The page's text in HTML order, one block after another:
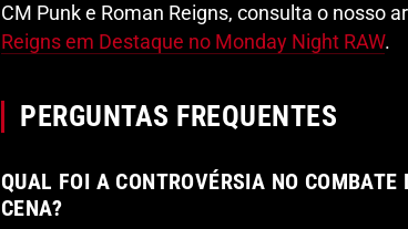
CM Punk e Roman Reigns, consulta o nosso
Reigns em Destaque no Monday Night RAW.
PERGUNTAS FREQUENTES
QUAL FOI A CONTROVÉRSIA NO COMBATE
CENA?